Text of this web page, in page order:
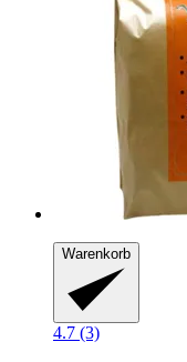
Warenkorb
4.7 (3)